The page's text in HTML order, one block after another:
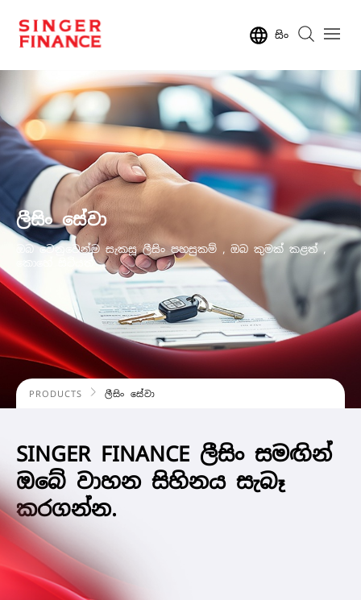
සිං
ලීසිං සේවා
ඔබ වෙනුවෙන්ම සැකසූ ලීසිං පහසුකම් , ඔබ කුමක් කළත් ,
කොහේ සිටියත් ...
PRODUCTS ලීසිං සේවා
SINGER FINANCE ලීසිං සමඟින්
ඔබේ වාහන සිහිනය සැබෑ
කරගන්න.